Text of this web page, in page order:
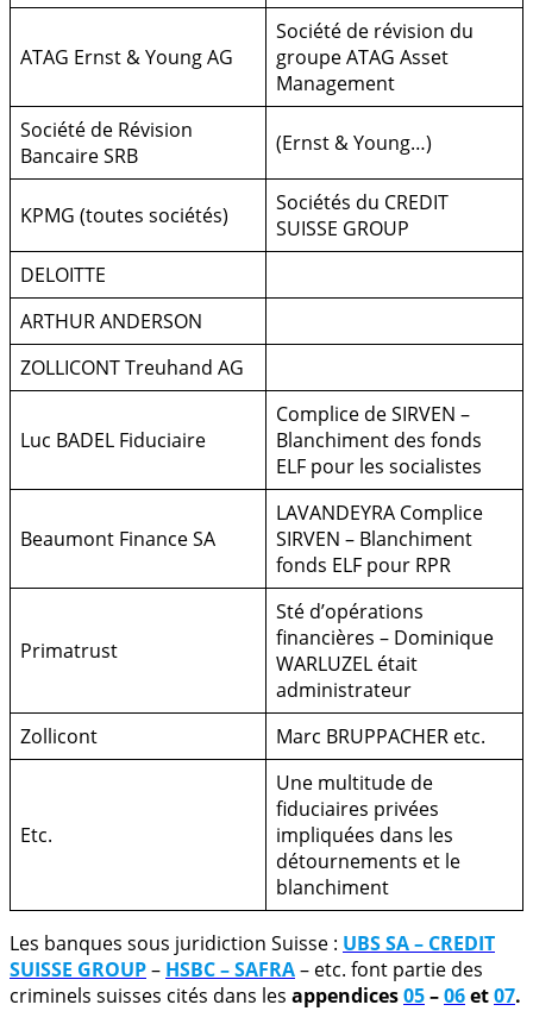
ATAG Ernst & Young AG
Société de révision du
groupe ATAG Asset
Management
Société de Révision
Bancaire SRB
(Ernst & Young…)
KPMG (toutes sociétés)
Sociétés du CREDIT
SUISSE GROUP
DELOITTE
ARTHUR ANDERSON
ZOLLICONT Treuhand AG
Luc BADEL Fiduciaire
Complice de SIRVEN –
Blanchiment des fonds
ELF pour les socialistes
Beaumont Finance SA
LAVANDEYRA Complice
SIRVEN – Blanchiment
fonds ELF pour RPR
Primatrust
Sté d’opérations
financières – Dominique
WARLUZEL était
administrateur
Zollicont
Marc BRUPPACHER etc.
Etc.
Une multitude de
fiduciaires privées
impliquées dans les
détournements et le
blanchiment
Les banques sous juridiction Suisse : UBS SA – CREDIT
SUISSE GROUP– HSBC – SAFRA– etc. font partie des
criminels suisses cités dans les appendices05–06et07.